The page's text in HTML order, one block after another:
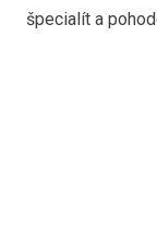
špecialít a